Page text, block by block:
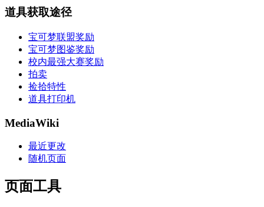
道具获取途径
宝可梦联盟奖励
宝可梦图鉴奖励
校内最强大赛奖励
拍卖
捡拾特性
道具打印机
MediaWiki
最近更改
随机页面
页面工具